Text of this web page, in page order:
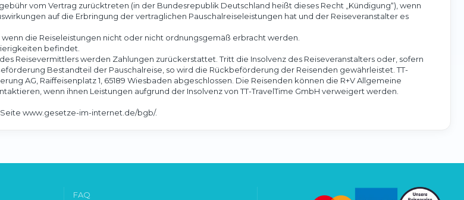
vom Vertrag zurücktreten (in der Bundesrepublik Deutschland heißt dieses Recht „Kündigung“), wenn
auf die Erbringung der vertraglichen Pauschalreiseleistungen hat und der Reiseveranstalter es
die Reiseleistungen nicht oder nicht ordnungsgemäß erbracht werden.
befindet.
Reisevermittlers werden Zahlungen zurückerstattet. Tritt die Insolvenz des Reiseveranstalters oder, sofern
Bestandteil der Pauschalreise, so wird die Rückbeförderung der Reisenden gewährleistet. TT-
AG, Raiffeisenplatz 1, 65189 Wiesbaden abgeschlossen. Die Reisenden können die R+V Allgemeine
wenn ihnen Leistungen aufgrund der Insolvenz von TT-TravelTime GmbH verweigert werden.
www.gesetze-im-internet.de/bgb/.
FAQ